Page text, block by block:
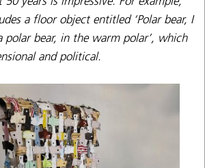
a floor object entitled ‘Polar bear, I
bear, in the warm polar’, which
and political.